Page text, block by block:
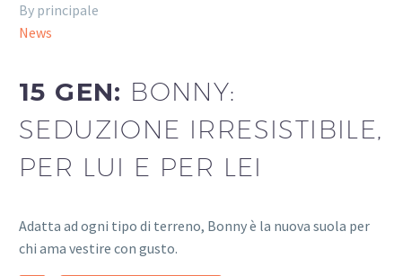
By principale
News
15 GEN: BONNY:
SEDUZIONE IRRESISTIBILE,
PER LUI E PER LEI
Adatta ad ogni tipo di terreno, Bonny è la nuova suola per
chi ama vestire con gusto.